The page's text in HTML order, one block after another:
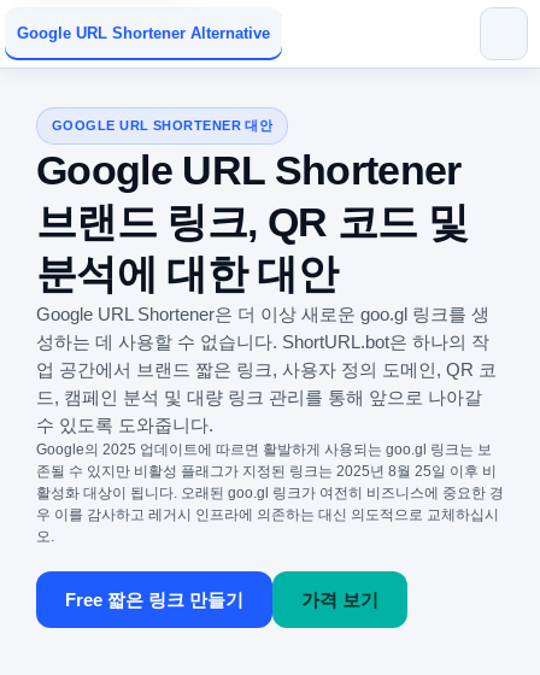
Google URL Shortener Alternative
GOOGLE URL SHORTENER 대안
Google URL Shortener
브랜드 링크, QR 코드 및
분석에 대한 대안
Google URL Shortener은 더 이상 새로운 goo.gl 링크를 생
성하는 데 사용할 수 없습니다. ShortURL.bot은 하나의 작
업 공간에서 브랜드 짧은 링크, 사용자 정의 도메인, QR 코
드, 캠페인 분석 및 대량 링크 관리를 통해 앞으로 나아갈
수 있도록 도와줍니다.
Google의 2025 업데이트에 따르면 활발하게 사용되는 goo.gl 링크는 보
존될 수 있지만 비활성 플래그가 지정된 링크는 2025년 8월 25일 이후 비
활성화 대상이 됩니다. 오래된 goo.gl 링크가 여전히 비즈니스에 중요한 경
우 이를 감사하고 레거시 인프라에 의존하는 대신 의도적으로 교체하십시
오.
Free 짧은 링크 만들기 가격 보기